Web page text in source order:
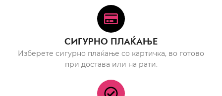
СИГУРНО ПЛАЌАЊЕ
Изберете сигурно плаќање со картичка, во готово
при достава или на рати.